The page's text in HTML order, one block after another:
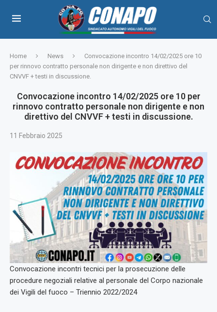
Home News
Convocazione incontro 14/02/2025 ore 10
per rinnovo contratto personale non dirigente e non direttivo del
CNVVF + testi in discussione.
Convocazione incontro 14/02/2025 ore 10 per
rinnovo contratto personale non dirigente e non
direttivo del CNVVF + testi in discussione.
11 Febbraio 2025
Convocazione incontri tecnici per la prosecuzione delle
procedure negoziali relative al personale del Corpo nazionale
dei Vigili del fuoco – Triennio 2022/2024